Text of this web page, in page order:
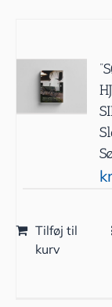
Tilføj til
kurv